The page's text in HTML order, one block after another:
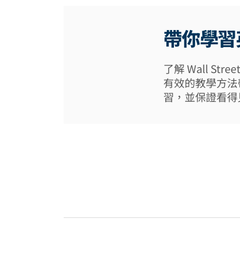
帶你學
了解 Wall
有效的教學方
習，並保證看得